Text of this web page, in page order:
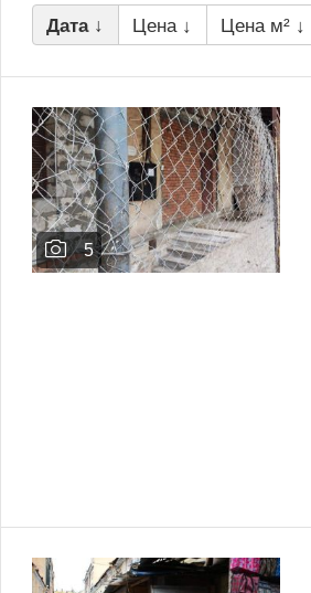
Дата ↓ Цена ↓ Цена м² ↓
5